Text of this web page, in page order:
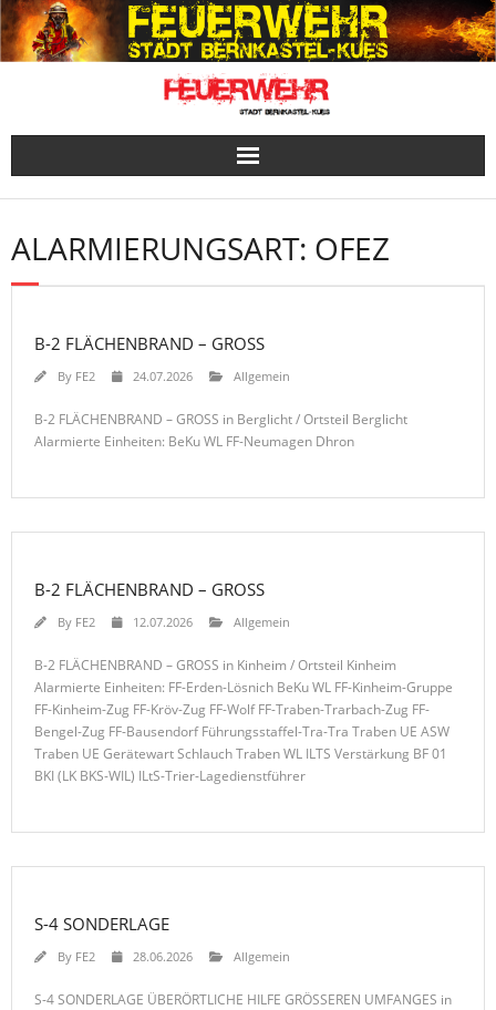
Skip
to
content
ALARMIERUNGSART: OFEZ
B-2 FLÄCHENBRAND – GROSS
By FE2 24.07.2026 Allgemein
B-2 FLÄCHENBRAND – GROSS in Berglicht / Ortsteil Berglicht
Alarmierte Einheiten: BeKu WL FF-Neumagen Dhron
B-2 FLÄCHENBRAND – GROSS
By FE2 12.07.2026 Allgemein
B-2 FLÄCHENBRAND – GROSS in Kinheim / Ortsteil Kinheim
Alarmierte Einheiten: FF-Erden-Lösnich BeKu WL FF-Kinheim-Gruppe
FF-Kinheim-Zug FF-Kröv-Zug FF-Wolf FF-Traben-Trarbach-Zug FF-
Bengel-Zug FF-Bausendorf Führungsstaffel-Tra-Tra Traben UE ASW
Traben UE Gerätewart Schlauch Traben WL ILTS Verstärkung BF 01
BKI (LK BKS-WIL) ILtS-Trier-Lagedienstführer
S-4 SONDERLAGE
By FE2 28.06.2026 Allgemein
S-4 SONDERLAGE ÜBERÖRTLICHE HILFE GRÖSSEREN UMFANGES in